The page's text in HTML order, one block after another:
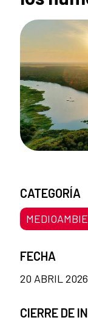
CATEGORÍA
FECHA
20 ABRIL 2026
CIERRE DE